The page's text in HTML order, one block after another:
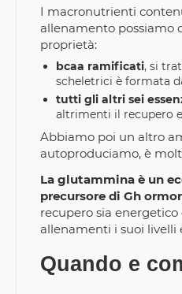
I macronutrienti
allenamento possiamo
proprietà:
bcaa ramificati, si
scheletrici è formata
tutti gli altri sei
altrimenti il recupero
Abbiamo poi un altro
autoproduciamo, è
La glutammina è un
precursore di Gh
recupero sia
allenamenti i suoi livelli
Quando e